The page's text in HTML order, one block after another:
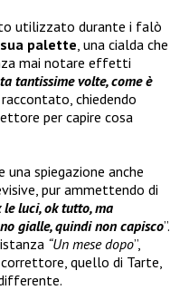
utilizzato durante i falò
palette , una cialda che
mai notare effetti
tantissime volte, come è
raccontato, chiedendo
per capire cosa
spiegazione anche
pur ammettendo di
le luci, ok tutto, ma
gialle, quindi non capisco”.
“Un mese dopo”,
quello di Tarte,